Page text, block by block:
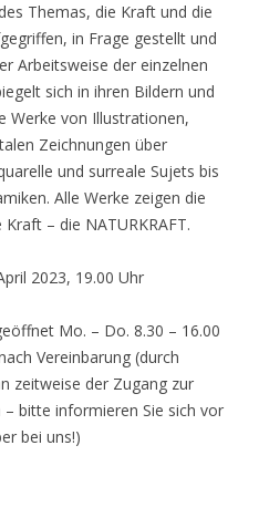
Themas, die Kraft und die
in Frage gestellt und
Arbeitsweise der einzelnen
sich in ihren Bildern und
Werke von Illustrationen,
Zeichnungen über
und surreale Sujets bis
Alle Werke zeigen die
– die NATURKRAFT.
2023, 19.00 Uhr
Mo. – Do. 8.30 – 16.00
Vereinbarung (durch
zeitweise der Zugang zur
bitte informieren Sie sich vor
bei uns!)